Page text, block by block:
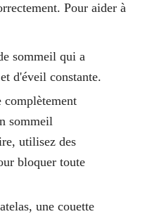
Pour aider à
sommeil qui a
d'éveil constante.
complètement
sommeil
utilisez des
bloquer toute
une couette